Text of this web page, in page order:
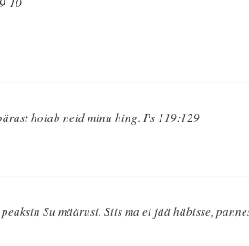
hoiab neid minu hing. Ps 119:129
Su määrusi. Siis ma ei jää häbisse,